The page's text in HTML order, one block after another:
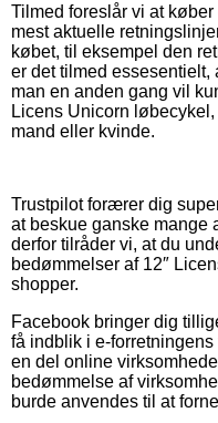
Tilmed foreslår vi at
mest aktuelle
købet, til eksempel den
er det tilmed essesentielt,
man en anden gang vil
Licens Unicorn
mand eller kvinde.
Trustpilot forærer dig
at beskue ganske mange
derfor tilråder vi, at du
bedømmelser af 12″
shopper.
Facebook bringer dig
få indblik i e-
en del online
bedømmelse af
burde anvendes til at